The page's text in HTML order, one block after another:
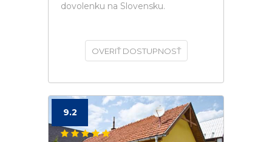
dovolenku na Slovensku.
OVERIŤ DOSTUPNOSŤ
9.2